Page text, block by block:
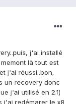
j'ai installé
là tout est
j'ai réussi..bon,
un recovery donc
j'ai utilisé en 2.1)
j'ai redémarer le x8